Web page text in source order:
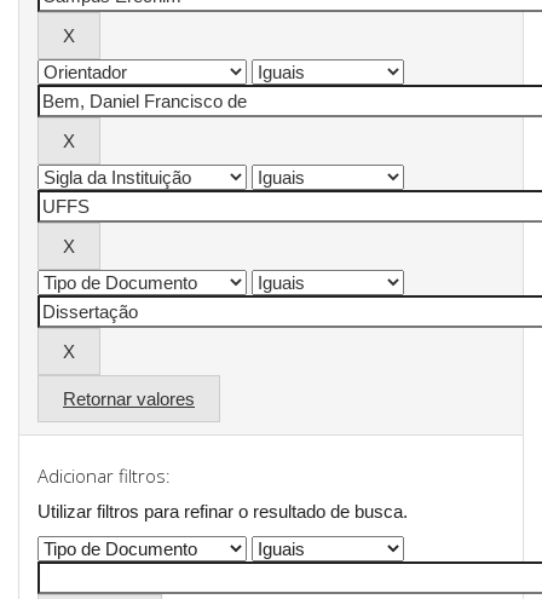
Retornar valores
Adicionar filtros:
Utilizar filtros para refinar o resultado de busca.